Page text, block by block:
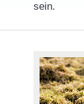
sein.